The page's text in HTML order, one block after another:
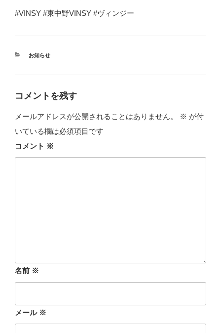
#VINSY #東中野VINSY #ヴィンジー
カ
お知らせ
コメントを残す
メールアドレスが公開されることはありません。 ※ が付
いている欄は必須項目です
コメント ※
名前 ※
メール ※